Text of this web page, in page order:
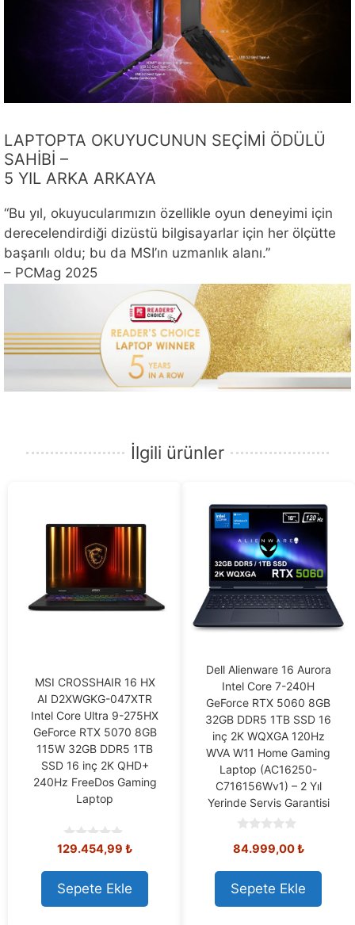
LAPTOPTA OKUYUCUNUN SEÇİMİ ÖDÜLÜ
SAHİBİ –
5 YIL ARKA ARKAYA
“Bu yıl, okuyucularımızın özellikle oyun deneyimi için
derecelendirdiği dizüstü bilgisayarlar için her ölçütte
başarılı oldu; bu da MSI’ın uzmanlık alanı.”
– PCMag 2025
İlgili ürünler
MSI CROSSHAIR 16 HX
AI D2XWGKG-047XTR
Intel Core Ultra 9-275HX
GeForce RTX 5070 8GB
115W 32GB DDR5 1TB
SSD 16 inç 2K QHD+
240Hz FreeDos Gaming
Laptop
0
u
t
o
f
129.454,99 ₺
Sepete Ekle
Dell Alienware 16 Aurora
Intel Core 7-240H
GeForce RTX 5060 8GB
32GB DDR5 1TB SSD 16
inç 2K WQXGA 120Hz
WVA W11 Home Gaming
Laptop (AC16250-
C716156Wv1) – 2 Yıl
Yerinde Servis Garantisi
o
t
o
f
5
84.999,00₺
Sepete Ekle